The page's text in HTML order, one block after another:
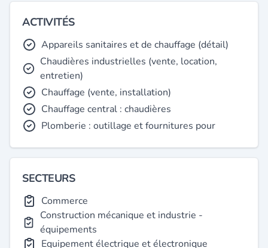
ACTIVITÉS
Appareils sanitaires et de chauffage (détail)
Chaudières industrielles (vente, location,
entretien)
Chauffage (vente, installation)
Chauffage central : chaudières
Plomberie : outillage et fournitures pour
SECTEURS
Commerce
Construction mécanique et industrie -
équipements
Equipement électrique et électronique